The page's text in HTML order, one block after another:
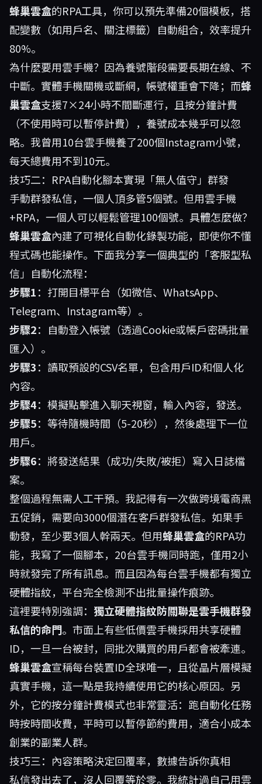
蜂巢雲盒的RPA工具，你可以預先準備20個模板，搭
配變數（如用戶名、關注標籤）自動組合，效率提升
80%。
為什麼要用雲手機？因為養號階段需要長期在線、不
中斷。實體手機關機或斷網，帳號權重會下降；而蜂
巢雲盒支援7×24小時不間斷運行，且按分鐘計費
（不使用時可以暫停計費），養號成本幾乎可以忽
略。我曾用10台雲手機養了200個Instagram小號，
每天總費用不到10元。
技巧二：RPA自動化腳本實現「無人值守」群發
手動群發私信，一個人頂多管5個號。但用雲手機
+RPA，一個人可以輕鬆管理100個號。具體怎麼做？
蜂巢雲盒內建了可視化自動化錄製功能，即使你不懂
程式碼也能操作。下面我分享一個典型的「客服型私
信」自動化流程：
步驟1：打開目標平台（如微信、WhatsApp、
Telegram、Instagram等）。
步驟2：自動登入帳號（透過Cookie或帳戶密碼批量
匯入）。
步驟3：讀取預設的CSV名單，包含用戶ID和個人化
內容。
步驟4：模擬點擊進入聊天視窗，輸入內容，發送。
步驟5：等待隨機時間（5-20秒），然後處理下一位
用戶。
步驟6：將發送結果（成功/失敗/被拒）寫入日誌檔
案。
整個過程無需人工干預。我記得有一次做跨境電商黑
五促銷，需要向3000個潛在客戶群發私信。如果手
動發，至少要3個人幹兩天。但用蜂巢雲盒的RPA功
能，我寫了一個腳本，20台雲手機同時跑，僅用2小
時就發完了所有訊息。而且因為每台雲手機都有獨立
硬體指紋，平台完全檢測不出批量操作痕跡。
這裡要特別強調： 獨立硬體指紋防關聯是雲手機群發
私信的命門。市面上有些低價雲手機採用共享硬體
ID，一旦一台被封，同批次購買的用戶都會被牽連。
蜂巢雲盒宣稱每台裝置ID全球唯一，且從晶片層模擬
真實手機，這一點是我持續使用它的核心原因。另
外，它的按分鐘計費模式也非常靈活：跑自動化任務
時按時間收費，平時可以暫停節約費用，適合小成本
創業的副業人群。
技巧三：內容策略決定回覆率，數據告訴你真相
私信發出去了，沒人回覆等於零。我統計過自己用雲